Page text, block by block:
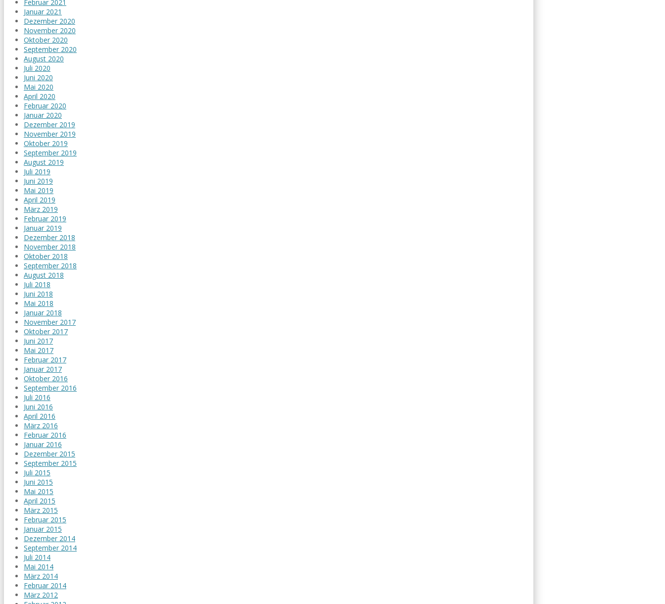
Februar 2021
Januar 2021
Dezember 2020
November 2020
Oktober 2020
September 2020
August 2020
Juli 2020
Juni 2020
Mai 2020
April 2020
Februar 2020
Januar 2020
Dezember 2019
November 2019
Oktober 2019
September 2019
August 2019
Juli 2019
Juni 2019
Mai 2019
April 2019
März 2019
Februar 2019
Januar 2019
Dezember 2018
November 2018
Oktober 2018
September 2018
August 2018
Juli 2018
Juni 2018
Mai 2018
Januar 2018
November 2017
Oktober 2017
Juni 2017
Mai 2017
Februar 2017
Januar 2017
Oktober 2016
September 2016
Juli 2016
Juni 2016
April 2016
März 2016
Februar 2016
Januar 2016
Dezember 2015
September 2015
Juli 2015
Juni 2015
Mai 2015
April 2015
März 2015
Februar 2015
Januar 2015
Dezember 2014
September 2014
Juli 2014
Mai 2014
März 2014
Februar 2014
März 2012